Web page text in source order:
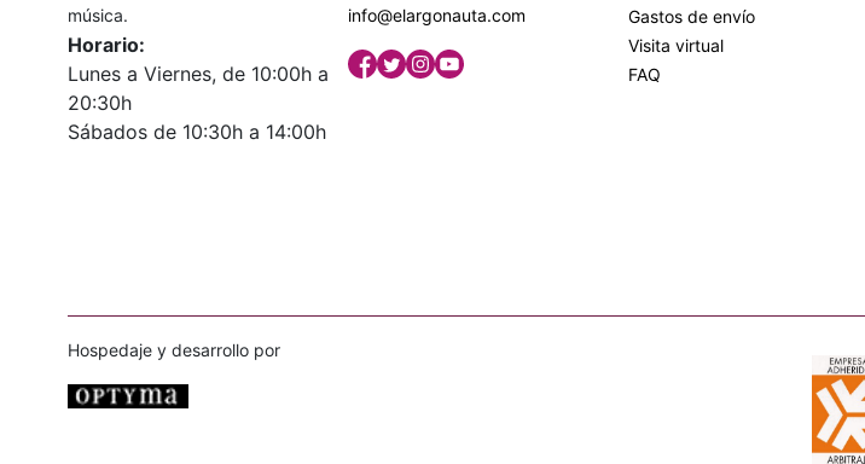
música.
Horario:
Lunes a Viernes, de 10:00h a
20:30h
Sábados de 10:30h a 14:00h
info@elargonauta.com
Gastos de envío
Visita virtual
FAQ
Hospedaje y desarrollo por